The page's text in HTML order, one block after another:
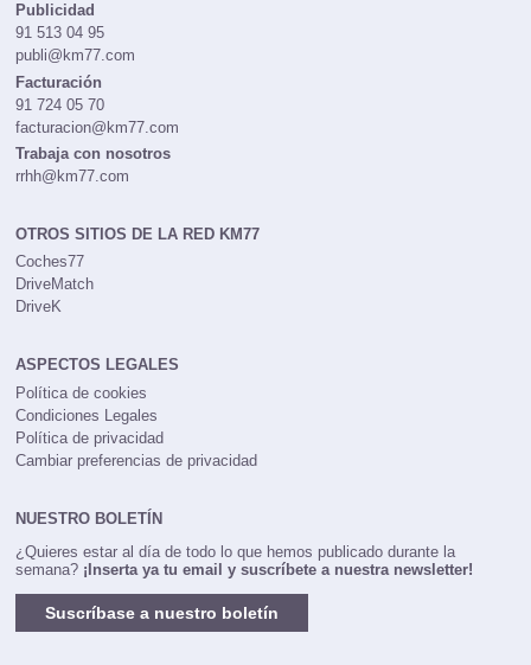
Publicidad
91 513 04 95
publi@km77.com
Facturación
91 724 05 70
facturacion@km77.com
Trabaja con nosotros
rrhh@km77.com
OTROS SITIOS DE LA RED KM77
Coches77
DriveMatch
DriveK
ASPECTOS LEGALES
Política de cookies
Condiciones Legales
Política de privacidad
Cambiar preferencias de privacidad
NUESTRO BOLETÍN
¿Quieres estar al día de todo lo que hemos publicado durante la
semana? ¡Inserta ya tu email y suscríbete a nuestra newsletter!
Suscríbase a nuestro boletín